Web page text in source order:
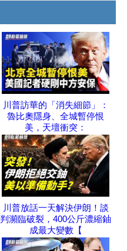
川普訪華的「消失細節」：
魯比奧隱身、全城暫停恨
美，天壇衝突：
川普放話一天解決伊朗！談
判瀕臨破裂，400公斤濃縮鈾
成最大變數【